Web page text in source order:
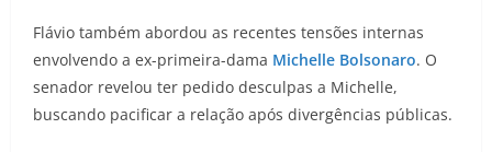
Flávio também abordou as recentes tensões internas
envolvendo a ex-primeira-dama Michelle Bolsonaro. O
senador revelou ter pedido desculpas a Michelle,
buscando pacificar a relação após divergências públicas.